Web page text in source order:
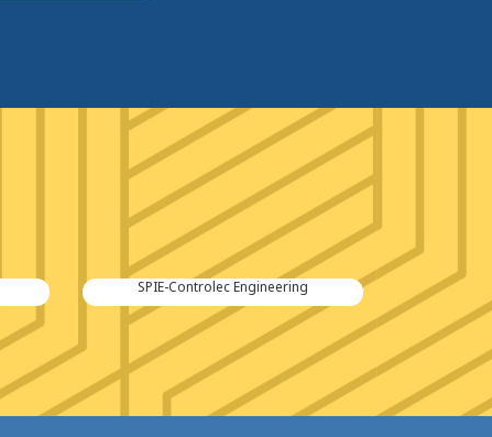
Kraker Trailers